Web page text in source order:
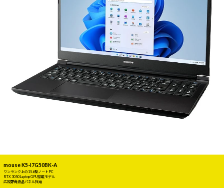
mouse K5-I7G50BK-A
ワンランク上の15.6型ノートPC
RTX 3050 Laptop GPU搭載モデル
広視野角液晶パネル採用